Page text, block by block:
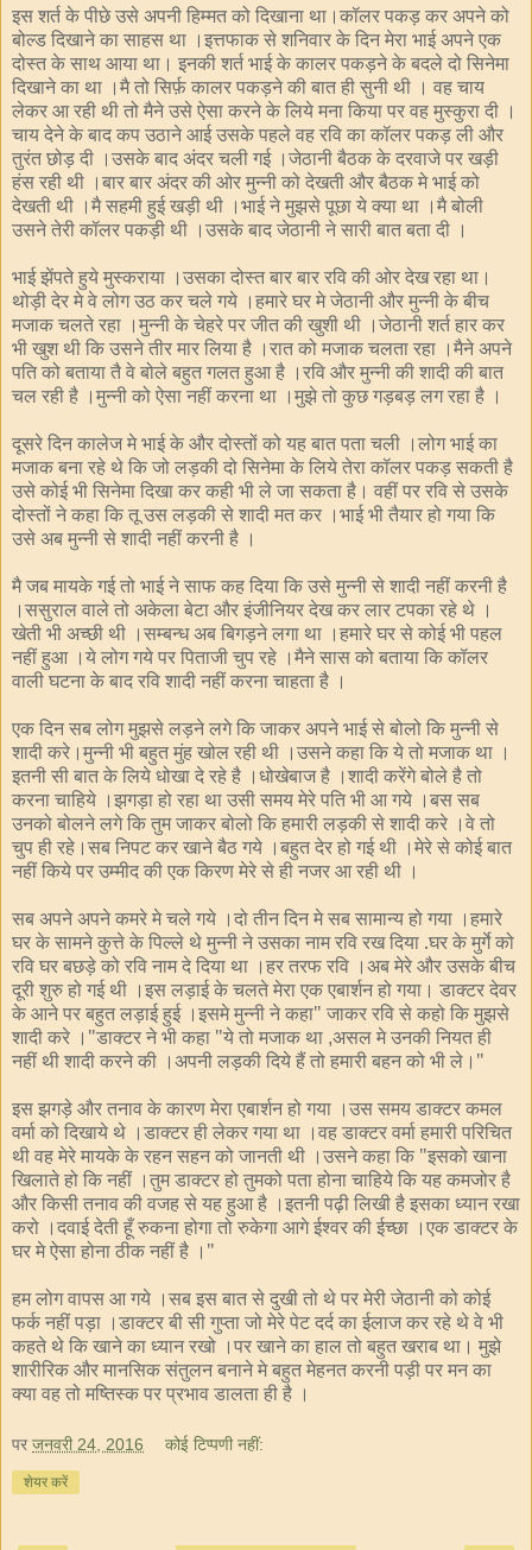
इस शर्त के पीछे उसे अपनी हिम्मत को दिखाना था।कॉलर पकड़ कर अपने को
बोल्ड दिखाने का साहस था ।इत्तफाक से शनिवार के दिन मेरा भाई अपने एक
दोस्त के साथ आया था। इनकी शर्त भाई के कालर पकड़ने के बदले दो सिनेमा
दिखाने का था ।मै तो सिर्फ़ कालर पकड़ने की बात ही सुनी थी । वह चाय
लेकर आ रही थी तो मैने उसे ऐसा करने के लिये मना किया पर वह मुस्कुरा दी ।
चाय देने के बाद कप उठाने आई उसके पहले वह रवि का कॉलर पकड़ ली और
तुरंत छोड़ दी ।उसके बाद अंदर चली गई ।जेठानी बैठक के दरवाजे पर खड़ी
हंस रही थी ।बार बार अंदर की ओर मुन्नी को देखती और बैठक मे भाई को
देखती थी ।मै सहमी हुई खड़ी थी ।भाई ने मुझसे पूछा ये क्या था ।मै बोली
उसने तेरी कॉलर पकड़ी थी ।उसके बाद जेठानी ने सारी बात बता दी ।
भाई झेंपते हुये मुस्कराया ।उसका दोस्त बार बार रवि की ओर देख रहा था।
थोड़ी देर मे वे लोग उठ कर चले गये ।हमारे घर मे जेठानी और मुन्नी के बीच
मजाक चलते रहा ।मुन्नी के चेहरे पर जीत की खुशी थी ।जेठानी शर्त हार कर
भी खुश थी कि उसने तीर मार लिया है ।रात को मजाक चलता रहा ।मैने अपने
पति को बताया तै वे बोले बहुत गलत हुआ है ।रवि और मुन्नी की शादी की बात
चल रही है ।मुन्नी को ऐसा नहीं करना था ।मुझे तो कुछ गड़बड़ लग रहा है ।
दूसरे दिन कालेज मे भाई के और दोस्तों को यह बात पता चली ।लोग भाई का
मजाक बना रहे थे कि जो लड़की दो सिनेमा के लिये तेरा कॉलर पकड़ सकती है
उसे कोई भी सिनेमा दिखा कर कही भी ले जा सकता है। वहीं पर रवि से उसके
दोस्तों ने कहा कि तू उस लड़की से शादी मत कर ।भाई भी तैयार हो गया कि
उसे अब मुन्नी से शादी नहीं करनी है ।
मै जब मायके गई तो भाई ने साफ कह दिया कि उसे मुन्नी से शादी नहीं करनी है
।ससुराल वाले तो अकेला बेटा और इंजीनियर देख कर लार टपका रहे थे ।
खेती भी अच्छी थी ।सम्बन्ध अब बिगड़ने लगा था ।हमारे घर से कोई भी पहल
नहीं हुआ ।ये लोग गये पर पिताजी चुप रहे ।मैने सास को बताया कि कॉलर
वाली घटना के बाद रवि शादी नहीं करना चाहता है ।
एक दिन सब लोग मुझसे लड़ने लगे कि जाकर अपने भाई से बोलो कि मुन्नी से
शादी करे।मुन्नी भी बहुत मुंह खोल रही थी ।उसने कहा कि ये तो मजाक था ।
इतनी सी बात के लिये धोखा दे रहे है ।धोखेबाज है ।शादी करेंगे बोले है तो
करना चाहिये ।झगड़ा हो रहा था उसी समय मेरे पति भी आ गये ।बस सब
उनको बोलने लगे कि तुम जाकर बोलो कि हमारी लड़की से शादी करे ।वे तो
चुप ही रहे।सब निपट कर खाने बैठ गये ।बहुत देर हो गई थी ।मेरे से कोई बात
नहीं किये पर उम्मीद की एक किरण मेरे से ही नजर आ रही थी ।
सब अपने अपने कमरे मे चले गये ।दो तीन दिन मे सब सामान्य हो गया ।हमारे
घर के सामने कुत्ते के पिल्ले थे मुन्नी ने उसका नाम रवि रख दिया .घर के मुर्गे को
रवि घर बछड़े को रवि नाम दे दिया था ।हर तरफ रवि ।अब मेरे और उसके बीच
दूरी शुरु हो गई थी ।इस लड़ाई के चलते मेरा एक एबार्शन हो गया। डाक्टर देवर
के आने पर बहुत लड़ाई हुई ।इसमे मुन्नी ने कहा" जाकर रवि से कहो कि मुझसे
शादी करे ।"डाक्टर ने भी कहा "ये तो मजाक था ,असल मे उनकी नियत ही
नहीं थी शादी करने की ।अपनी लड़की दिये हैं तो हमारी बहन को भी ले।"
इस झगड़े और तनाव के कारण मेरा एबार्शन हो गया ।उस समय डाक्टर कमल
वर्मा को दिखाये थे ।डाक्टर ही लेकर गया था ।वह डाक्टर वर्मा हमारी परिचित
थी वह मेरे मायके के रहन सहन को जानती थी ।उसने कहा कि "इसको खाना
खिलाते हो कि नहीं ।तुम डाक्टर हो तुमको पता होना चाहिये कि यह कमजोर है
और किसी तनाव की वजह से यह हुआ है ।इतनी पढ़ी लिखी है इसका ध्यान रखा
करो ।दवाई देती हूँ रुकना होगा तो रुकेगा आगे ईश्वर की ईच्छा ।एक डाक्टर के
घर मे ऐसा होना ठीक नहीं है ।"
हम लोग वापस आ गये ।सब इस बात से दुखी तो थे पर मेरी जेठानी को कोई
फर्क नहीं पड़ा ।डाक्टर बी सी गुप्ता जो मेरे पेट दर्द का ईलाज कर रहे थे वे भी
कहते थे कि खाने का ध्यान रखो ।पर खाने का हाल तो बहुत खराब था। मुझे
शारीरिक और मानसिक संतुलन बनाने मे बहुत मेहनत करनी पड़ी पर मन का
क्या वह तो मष्तिस्क पर प्रभाव डालता ही है ।
पर जनवरी 24, 2016 कोई टिप्पणी नहीं:
शेयर करें